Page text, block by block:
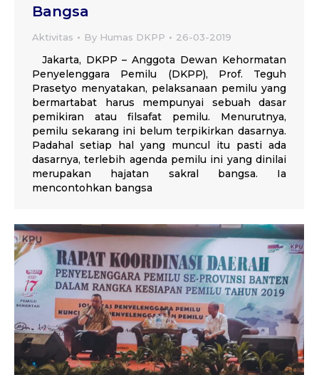
Bangsa
Aktivitas By Humas DKPP 26-03-2019
Jakarta, DKPP – Anggota Dewan Kehormatan
Penyelenggara Pemilu (DKPP), Prof. Teguh
Prasetyo menyatakan, pelaksanaan pemilu yang
bermartabat harus mempunyai sebuah dasar
pemikiran atau filsafat pemilu. Menurutnya,
pemilu sekarang ini belum terpikirkan dasarnya.
Padahal setiap hal yang muncul itu pasti ada
dasarnya, terlebih agenda pemilu ini yang dinilai
merupakan hajatan sakral bangsa. Ia
mencontohkan bangsa